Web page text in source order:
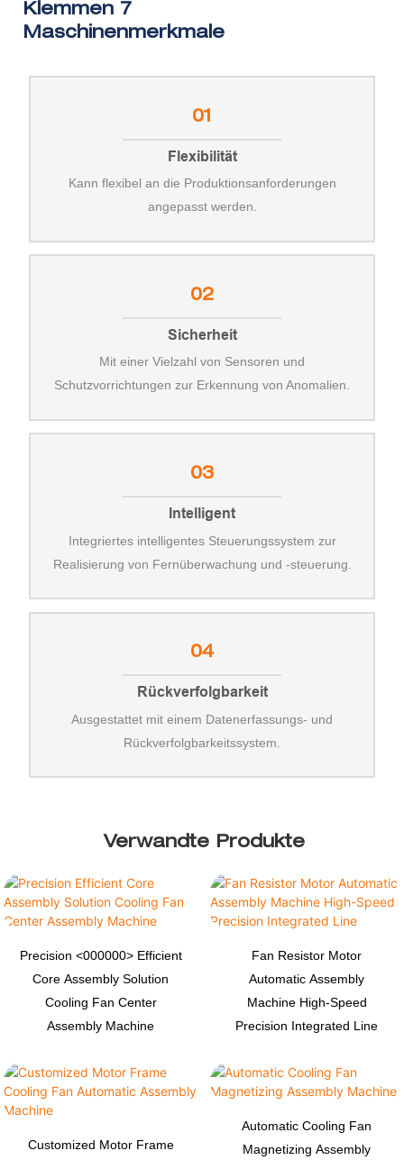
Maschinenmerkmale
01
Flexibilität
Kann flexibel an die Produktionsanforderungen
angepasst werden.
02
Sicherheit
Mit einer Vielzahl von Sensoren und
Schutzvorrichtungen zur Erkennung von Anomalien.
03
Intelligent
Integriertes intelligentes Steuerungssystem zur
Realisierung von Fernüberwachung und -steuerung.
04
Rückverfolgbarkeit
Ausgestattet mit einem Datenerfassungs- und
Rückverfolgbarkeitssystem.
Verwandte Produkte
Precision <000000> Efficient
Core Assembly Solution
Cooling Fan Center
Assembly Machine
Fan Resistor Motor
Automatic Assembly
Machine High-Speed
Precision Integrated Line
Customized Motor Frame
Automatic Cooling Fan
Magnetizing Assembly